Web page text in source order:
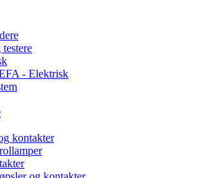
- Elektrisk
kontakter